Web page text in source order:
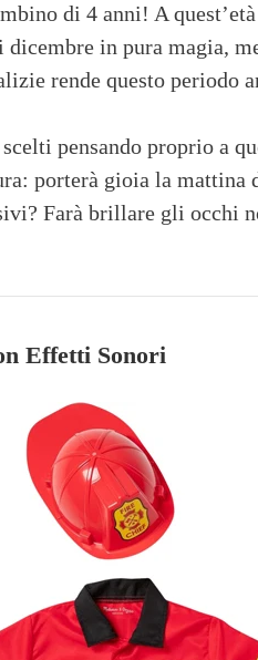
di 4 anni! A
in pura magia,
rende questo periodo
pensando proprio a
porterà gioia la mattina
Farà brillare gli occhi
Effetti Sonori